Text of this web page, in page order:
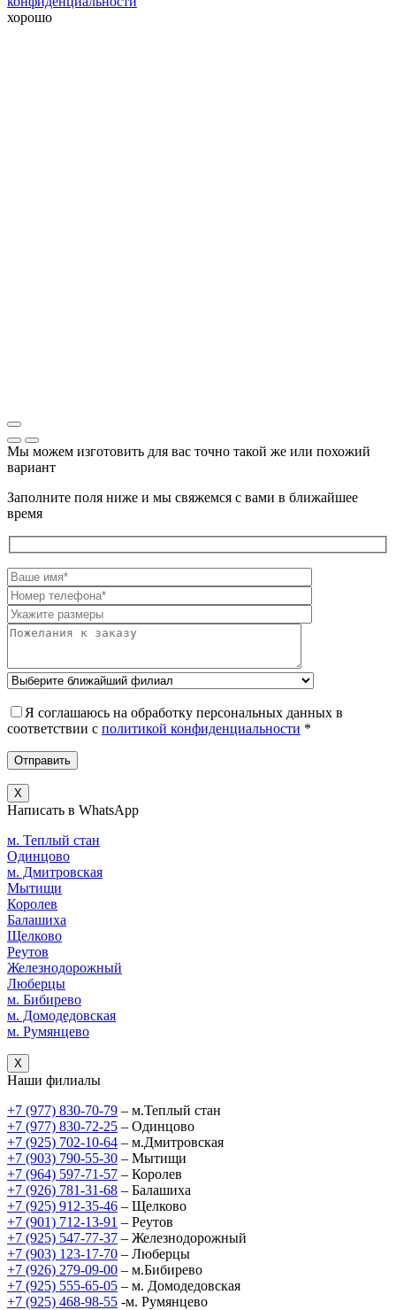
хорошо
Мы можем изготовить для вас точно такой же или похожий
вариант
Заполните поля ниже и мы свяжемся с вами в ближайшее
время
Я соглашаюсь на обработку персональных данных в
соответствии c политикой конфиденциальности *
X
Написать в WhatsApp
м. Теплый стан
Одинцово
м. Дмитровская
Мытищи
Королев
Балашиха
Щелково
Реутов
Железнодорожный
Люберцы
м. Бибирево
м. Домодедовская
м. Румянцево
X
Наши филиалы
+7 (977) 830-70-79 – м.Теплый стан
+7 (977) 830-72-25 – Одинцово
+7 (925) 702-10-64 – м.Дмитровская
+7 (903) 790-55-30 – Мытищи
+7 (964) 597-71-57 – Королев
+7 (926) 781-31-68 – Балашиха
+7 (925) 912-35-46 – Щелково
+7 (901) 712-13-91 – Реутов
+7 (925) 547-77-37 – Железнодорожный
+7 (903) 123-17-70 – Люберцы
+7 (926) 279-09-00 – м.Бибирево
+7 (925) 555-65-05 – м. Домодедовская
+7 (925) 468-98-55 -м. Румянцево